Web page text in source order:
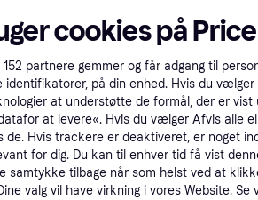
Specifikationer
cookies på
152 partnere gemmer og får adgang til
identifikatorer, på din enhed. Hvis du
at understøtte de formål, der er
at levere«. Hvis du vælger Afvis alle
de. Hvis trackere er deaktiveret, er noget
for dig. Du kan til enhver tid få vist
samtykke tilbage når som helst ved at
valg vil have virkning i vores Website.